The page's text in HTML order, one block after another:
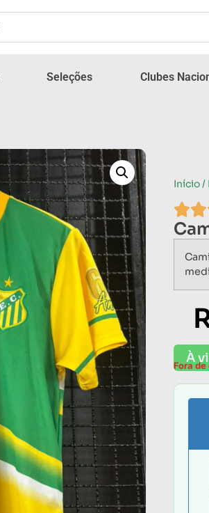
Seleções Clubes
Início/
À
Fora